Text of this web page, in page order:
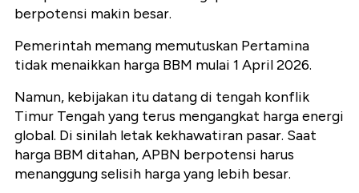
berpotensi makin besar.
Pemerintah memang memutuskan Pertamina
tidak menaikkan harga BBM mulai 1 April 2026.
Namun, kebijakan itu datang di tengah konflik
Timur Tengah yang terus mengangkat harga energi
global. Di sinilah letak kekhawatiran pasar. Saat
harga BBM ditahan, APBN berpotensi harus
menanggung selisih harga yang lebih besar.